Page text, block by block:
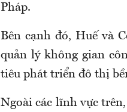
Pháp.
Bên cạnh đó, Huế và
quản lý không gian
tiêu phát triển đô thị
Ngoài các lĩnh vực